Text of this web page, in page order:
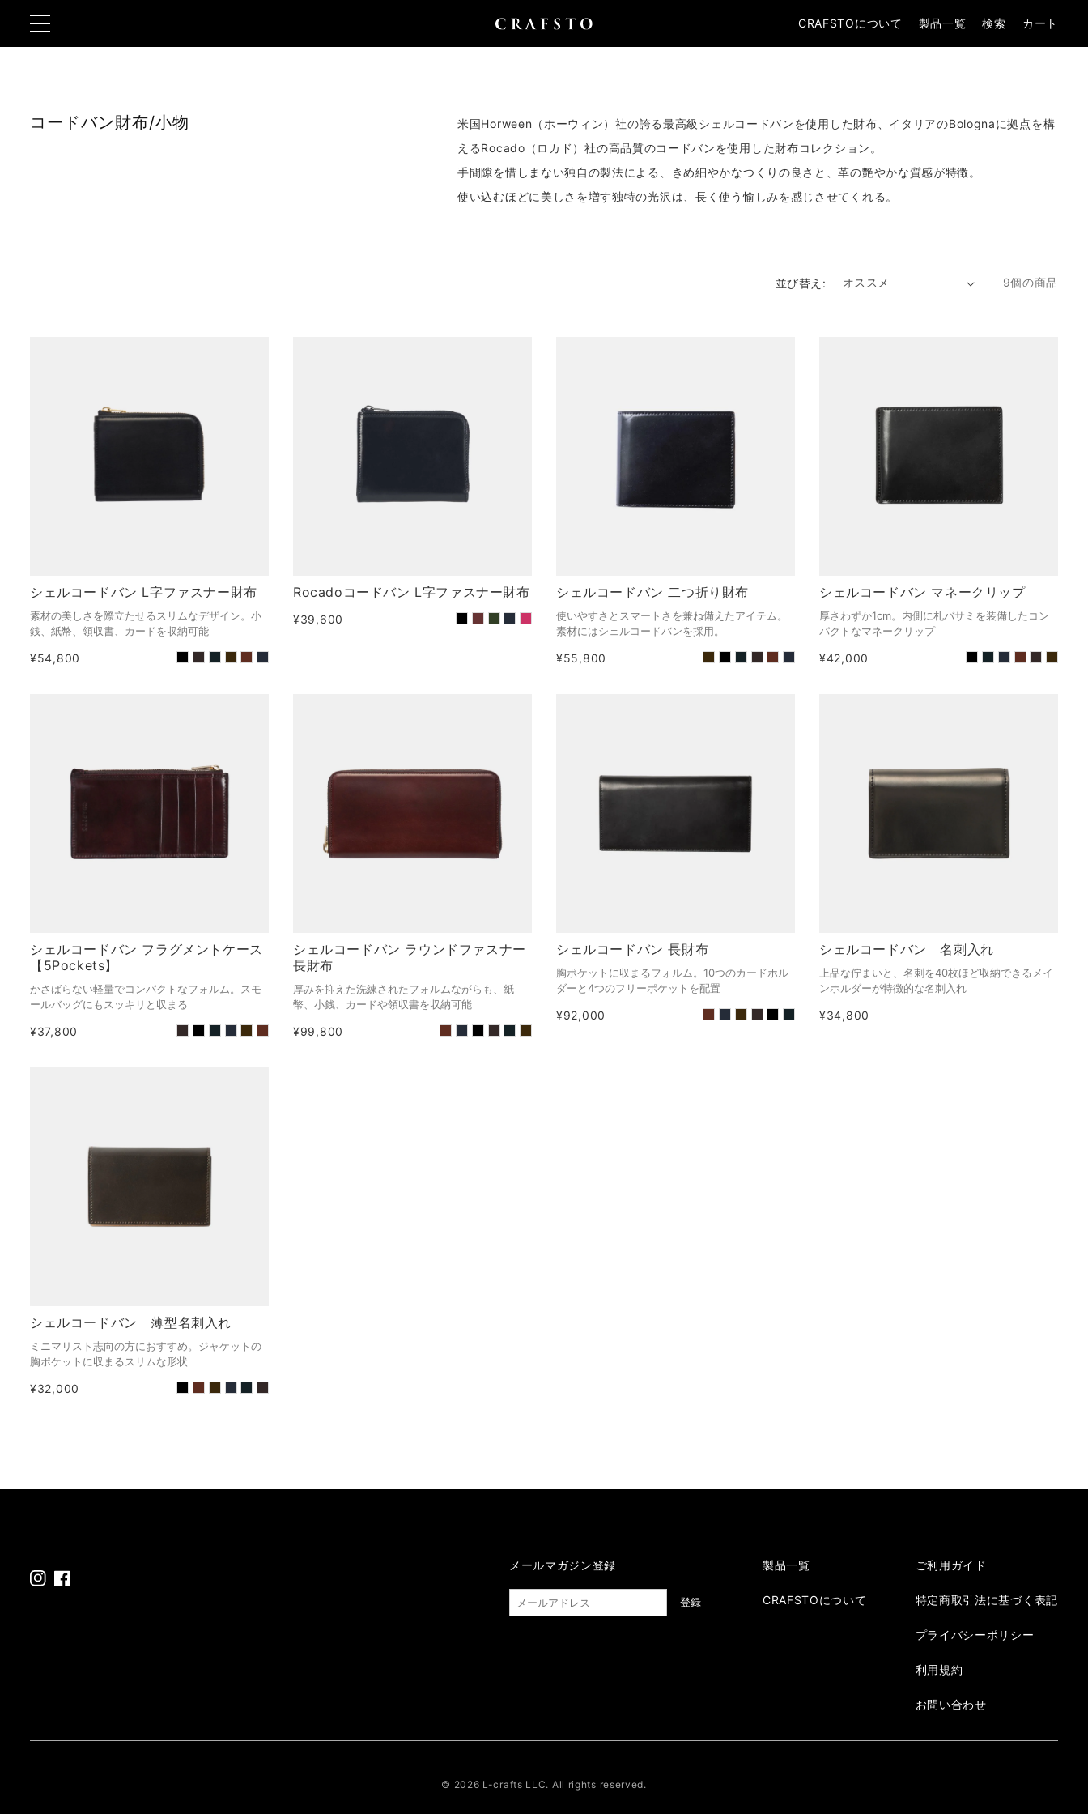
ンツに
進むtoggle
CRAFSTOについて 製品一覧 検索 カート
コードバン財布/小物 米国Horween（ホーウィン）社の誇る最高級シェルコードバンを使用した財布、 イタリアのBolognaに拠点を構
えるRocado（ロカド）社の高品質のコードバンを使用した財布コレクション。
手間隙を惜しまない独自の製法による、きめ細やかなつくりの良さと、革の艶やかな質感が特徴。
使い込むほどに美しさを増す独特の光沢は、長く使う愉しみを感じさせてくれる。
並び替え: 9個の商品
シェルコードバン L字ファスナー財布
素材の美しさを際立たせるスリムなデザイン。小
銭、紙幣、領収書、カードを収納可能
¥54,800
Rocadoコードバン L字ファスナー財布
¥39,600
シェルコードバン 二つ折り財布
使いやすさとスマートさを兼ね備えたアイテム。
素材にはシェルコードバンを採用。
¥55,800
シェルコードバン マネークリップ
厚さわずか1cm。内側に札バサミを装備したコン
パクトなマネークリップ
¥42,000
シェルコードバン フラグメントケース
【5Pockets】
かさばらない軽量でコンパクトなフォルム。スモ
ールバッグにもスッキリと収まる
¥37,800
シェルコードバン ラウンドファスナー
長財布
厚みを抑えた洗練されたフォルムながらも、紙
幣、小銭、カードや領収書を収納可能
¥99,800
シェルコードバン 長財布
胸ポケットに収まるフォルム。10つのカードホル
ダーと4つのフリーポケットを配置
¥92,000
シェルコードバン 名刺入れ
上品な佇まいと、名刺を40枚ほど収納できるメイ
ンホルダーが特徴的な名刺入れ
¥34,800
シェルコードバン 薄型名刺入れ
ミニマリスト志向の方におすすめ。ジャケットの
胸ポケットに収まるスリムな形状
¥32,000
メールマガジン登録
登録
製品一覧
CRAFSTOについて
ご利用ガイド
特定商取引法に基づく表記
プライバシーポリシー
利用規約
お問い合わせ
© 2026 L-crafts LLC. All rights reserved.